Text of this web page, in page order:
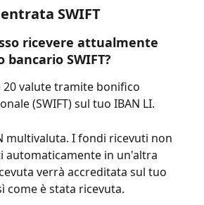
SWIFT
ricevere attualmente
SWIFT?
valute tramite bonifico
(SWIFT) sul tuo IBAN LI.
multivaluta. I fondi ricevuti non
automaticamente in un'altra
verrà accreditata sul tuo
come è stata ricevuta.